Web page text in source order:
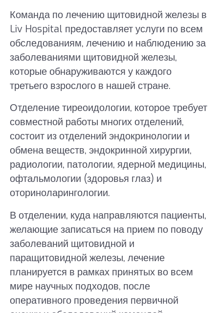
Команда по лечению щитовидной железы в
Liv Hospital предоставляет услуги по всем
обследованиям, лечению и наблюдению за
заболеваниями щитовидной железы,
которые обнаруживаются у каждого
третьего взрослого в нашей стране.
Отделение тиреоидологии, которое требует
совместной работы многих отделений,
состоит из отделений эндокринологии и
обмена веществ, эндокринной хирургии,
радиологии, патологии, ядерной медицины,
офтальмологии (здоровья глаз) и
оториноларингологии.
В отделении, куда направляются пациенты,
желающие записаться на прием по поводу
заболеваний щитовидной и
паращитовидной железы, лечение
планируется в рамках принятых во всем
мире научных подходов, после
оперативного проведения первичной